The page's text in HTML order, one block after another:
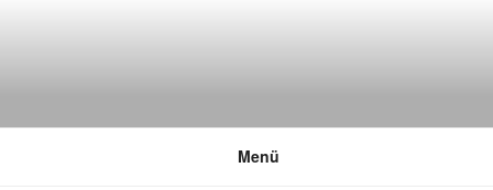
DEUTSCHE UMWELTSTIFTUNG
Menü